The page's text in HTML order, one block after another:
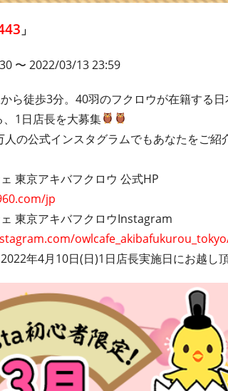
」
〜 2022/03/13 23:59
ら徒歩3分。40羽のフクロウが在籍する
、1日店長を大募集
人の公式インスタグラムでもあなたをご紹
東京アキバフクロウ 公式HP
jp
ェ 東京アキバフクロウInstagram
年4月10日(日)1日店長実施日にお越し